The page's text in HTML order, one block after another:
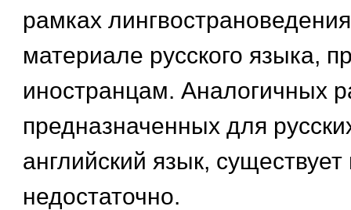
рамках
материале русского языка,
иностранцам. Аналогичных
предназначенных для
английский язык, существует
недостаточно.